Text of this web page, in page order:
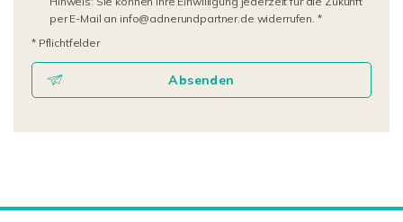
per E-Mail an info@adnerundpartner.de widerrufen. *
* Pflichtfelder
Absenden